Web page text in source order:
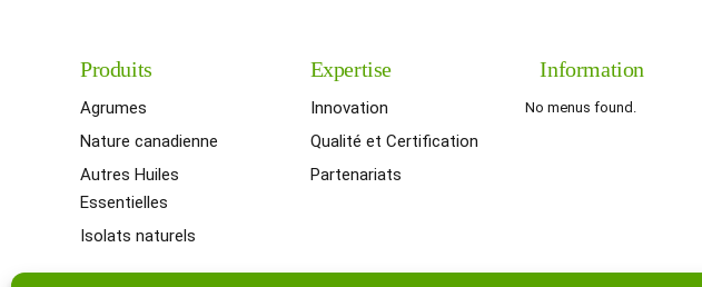
Produits
Agrumes
Nature canadienne
Autres Huiles
Essentielles
Isolats naturels
Expertise
Innovation
Qualité et Certification
Partenariats
Information
No menus found.